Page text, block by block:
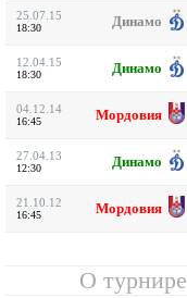
25.07.15
18:30 Динамо
12.04.15
18:30 Динамо
04.12.14
16:45 Мордовия
27.04.13
12:30 Динамо
21.10.12
16:45 Мордовия
О турнире